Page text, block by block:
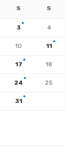
S S
3 4
10 11
17 18
24 25
31